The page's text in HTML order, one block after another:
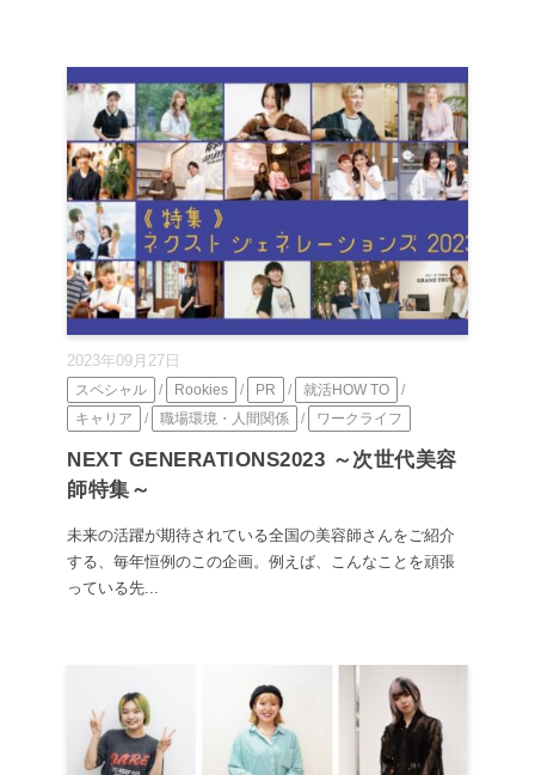
2023年09月27日
スペシャル / Rookies / PR / 就活HOW TO
/
キャリア
/ 職場環境・人間関係 / ワークライフ
NEXT GENERATIONS2023 ～次世代美容
師特集～
未来の活躍が期待されている全国の美容師さんをご紹介
する、毎年恒例のこの企画。例えば、こんなことを頑張
っている先...